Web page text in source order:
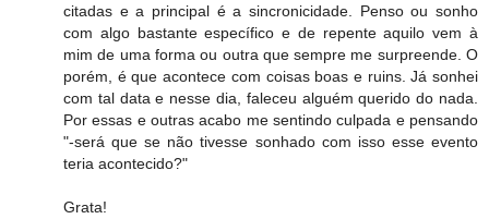
citadas e a principal é a sincronicidade. Penso ou sonho
com algo bastante específico e de repente aquilo vem à
mim de uma forma ou outra que sempre me surpreende. O
porém, é que acontece com coisas boas e ruins. Já sonhei
com tal data e nesse dia, faleceu alguém querido do nada.
Por essas e outras acabo me sentindo culpada e pensando
"-será que se não tivesse sonhado com isso esse evento
teria acontecido?"
Grata!